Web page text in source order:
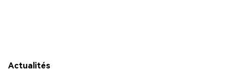
Actualités